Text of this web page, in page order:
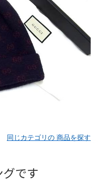
同じカテゴリの 商品を探す
です